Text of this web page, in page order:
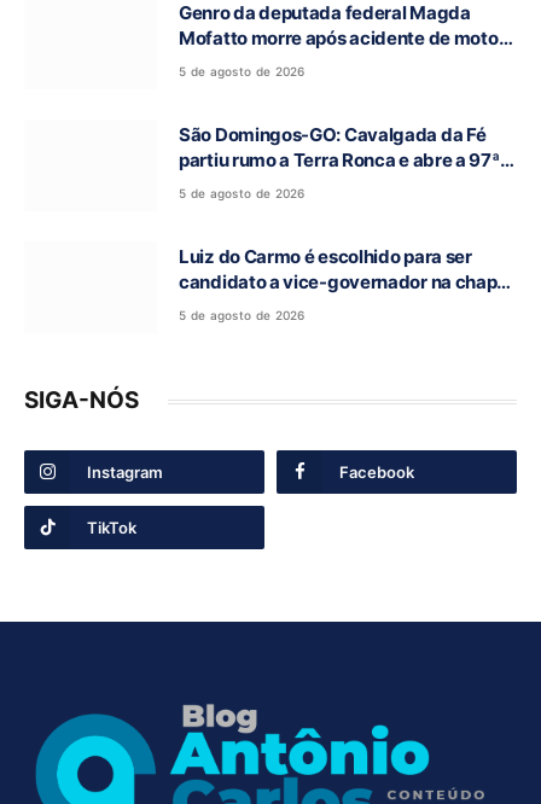
Genro da deputada federal Magda
Mofatto morre após acidente de moto
na BR-153
5 de agosto de 2026
São Domingos-GO: Cavalgada da Fé
partiu rumo a Terra Ronca e abre a 97ª
Romaria do Bom Jesus da Lapa
5 de agosto de 2026
Luiz do Carmo é escolhido para ser
candidato a vice-governador na chapa
de Daniel Vilela
5 de agosto de 2026
SIGA-NÓS
Instagram Facebook
TikTok